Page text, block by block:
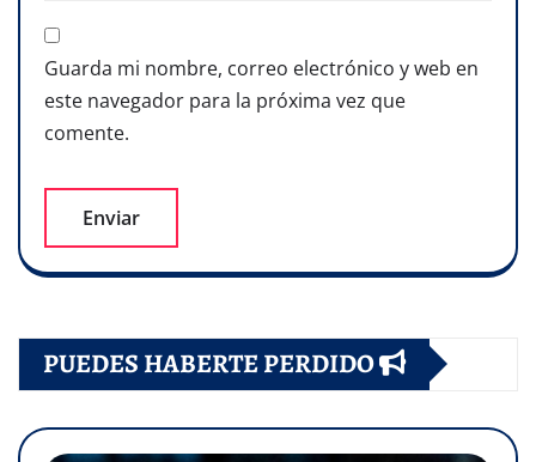
Guarda mi nombre, correo electrónico y web en
este navegador para la próxima vez que
comente.
PUEDES HABERTE PERDIDO